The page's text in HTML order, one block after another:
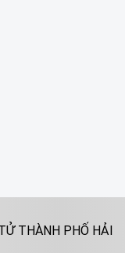
THÀNH PHỐ HẢI